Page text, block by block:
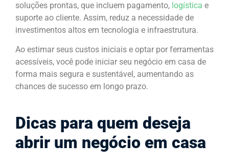
soluções prontas, que incluem pagamento, logística e
suporte ao cliente. Assim, reduz a necessidade de
investimentos altos em tecnologia e infraestrutura.
Ao estimar seus custos iniciais e optar por ferramentas
acessíveis, você pode iniciar seu negócio em casa de
forma mais segura e sustentável, aumentando as
chances de sucesso em longo prazo.
Dicas para quem deseja
abrir um negócio em casa